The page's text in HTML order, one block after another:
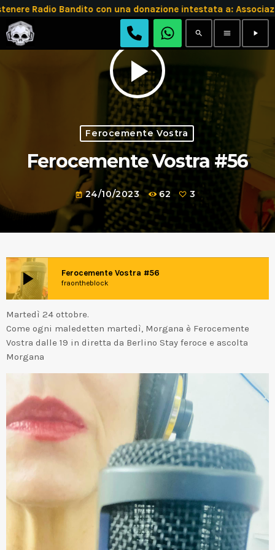
Radio Bandito con una donazione intestata a:
search menu play_arrow
play_arrow
Ferocemente Vostra
Ferocemente Vostra #56
today 24/10/2023 62 3
play_arrow Ferocemente Vostra #56
fraontheblock
Martedì 24 ottobre.
Come ogni maledetten martedì, Morgana è Ferocemente
Vostra dalle 19 in diretta da Berlino Stay feroce e ascolta
Morgana